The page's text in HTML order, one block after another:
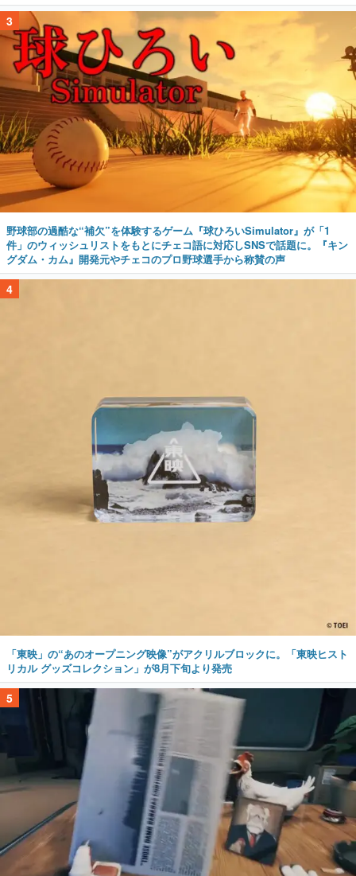
3
野球部の過酷な“補欠”を体験するゲーム『球ひろいSimulator』が「1
件」のウィッシュリストをもとにチェコ語に対応しSNSで話題に。『キン
グダム・カム』開発元やチェコのプロ野球選手から称賛の声
4
「東映」の“あのオープニング映像”がアクリルブロックに。「東映ヒスト
リカル グッズコレクション」が8月下旬より発売
5